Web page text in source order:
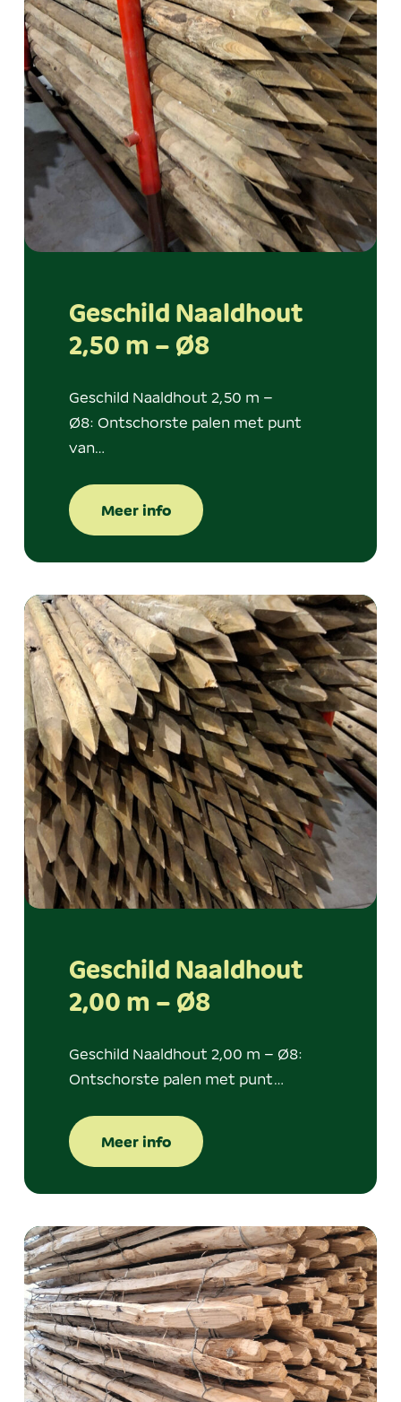
Geschild Naaldhout
2,50 m – Ø8
Geschild Naaldhout 2,50 m –
Ø8: Ontschorste palen met punt
van…
Meer info
Geschild Naaldhout
2,00 m – Ø8
Geschild Naaldhout 2,00 m – Ø8:
Ontschorste palen met punt…
Meer info